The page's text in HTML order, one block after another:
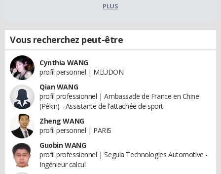
PLUS
Vous recherchez peut-être
Cynthia WANG
profil personnel | MEUDON
Qian WANG
profil professionnel | Ambassade de France en Chine
(Pékin) - Assistante de l'attachée de sport
Zheng WANG
profil personnel | PARIS
Guobin WANG
profil professionnel | Segula Technologies Automotive -
Ingénieur calcul